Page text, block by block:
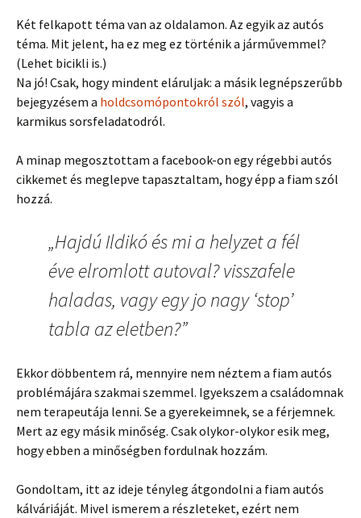
Két felkapott téma van az oldalamon. Az egyik az autós
téma. Mit jelent, ha ez meg ez történik a járművemmel?
(Lehet bicikli is.)
Na jó! Csak, hogy mindent eláruljak: a másik legnépszerűbb
bejegyzésem a holdcsomópontokról szól, vagyis a
karmikus sorsfeladatodról.
A minap megosztottam a facebook-on egy régebbi autós
cikkemet és meglepve tapasztaltam, hogy épp a fiam szól
hozzá.
„Hajdú Ildikó és mi a helyzet a fél
éve elromlott autoval? visszafele
haladas, vagy egy jo nagy ‘stop’
tabla az eletben?”
Ekkor döbbentem rá, mennyire nem néztem a fiam autós
problémájára szakmai szemmel. Igyekszem a családomnak
nem terapeutája lenni. Se a gyerekeimnek, se a férjemnek.
Mert az egy másik minőség. Csak olykor-olykor esik meg,
hogy ebben a minőségben fordulnak hozzám.
Gondoltam, itt az ideje tényleg átgondolni a fiam autós
kálváriáját. Mivel ismerem a részleteket, ezért nem